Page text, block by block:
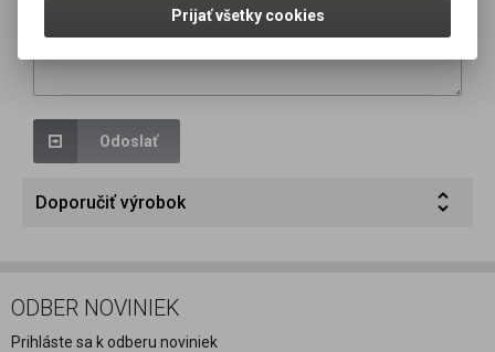
Odoslať
Doporučiť výrobok
ODBER NOVINIEK
Prihláste sa k odberu noviniek
Prijať všetky cookies